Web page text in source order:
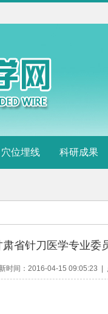
穴位埋线 科研成果
肃省针刀医学专业委
时间：2016-04-15 09:05:23 |